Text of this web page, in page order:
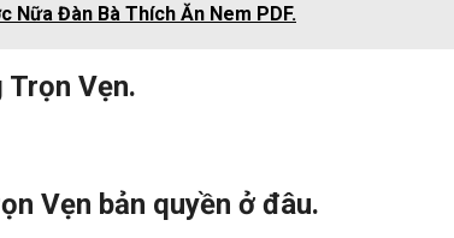
Nữa Đàn Bà Thích Ăn Nem PDF.
Trọn Vẹn.
Vẹn bản quyền ở đâu.